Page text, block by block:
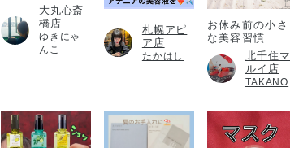
大丸心斎
橋店
ゆきにゃ
んこ
札幌アピ
ア店
たかはし
お休み前の小さ
な美容習慣
北千住マ
ルイ店
TAKANO